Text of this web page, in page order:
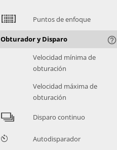
2 Puntos de enfoque
Obturador y Disparo help_outline
Velocidad mínima de
obturación
Velocidad máxima de
obturación
4 Disparo continuo
6 Autodisparador